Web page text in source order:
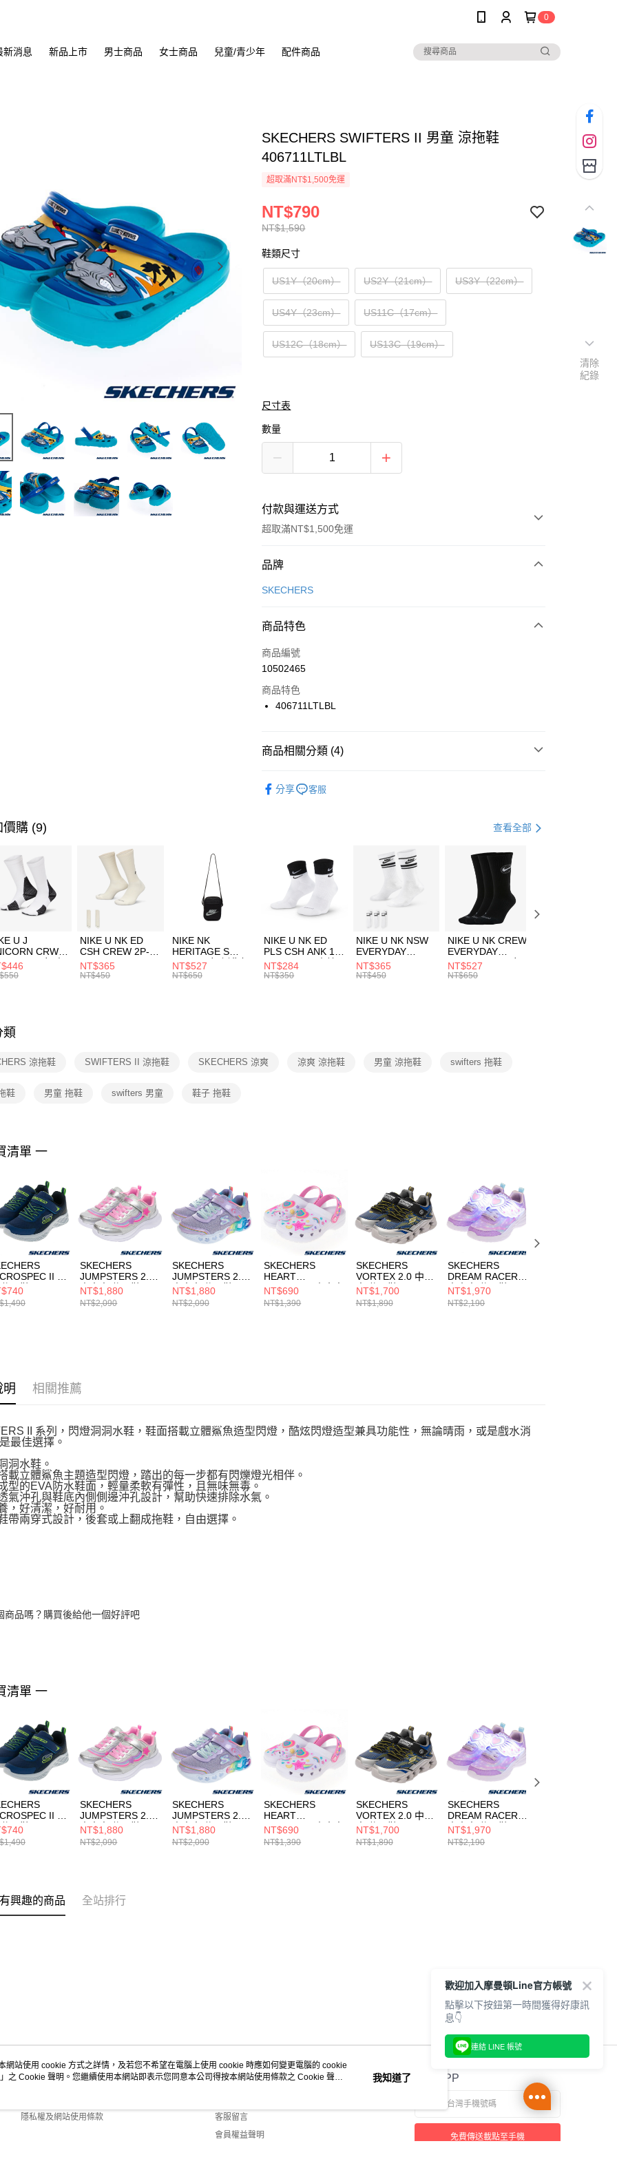
0
新消息 新品上市 男士商品 女士商品 兒童/青少年 配件商品
SKECHERS SWIFTERS II 男童 涼拖鞋
406711LTLBL
超取滿NT$1,500免運
NT$1,590
NT$790
鞋類尺寸
US1Y（20cm） US2Y（21cm） US3Y（22cm）
US4Y（23cm） US11C（17cm）
US12C（18cm） US13C（19cm）
尺寸表
數量
付款與運送方式
超取滿NT$1,500免運
付款方式
信用卡一次付款
合作金庫商業銀行
華南商業銀行
上海商業儲蓄銀行
國泰世華商業銀行
聯邦商業銀行
台新國際商業銀行
LINE Pay
Apple Pay
【關於「AFTEE先享後付」】
３．安心：先確認商品／服務後，再付款。
【「AFTEE先享後付」結帳流程】
１．於結帳方式選擇「AFTEE先享後付」後，將跳轉至「AFTEE先享後
付」結帳頁面，進行簡訊認證並確認金額後，即可完成結帳。
２．訂單成立數日內，您將收到繳費通知簡訊。
３．收到繳費通知簡訊後14天內，點擊此簡訊中的連結，可透過四大超商
／ATM／網路銀行／等多元方式進行付款，方視為交易完成。
※ 請注意：結帳手續完成當下不需立刻繳費，但若您需要取消訂單，請聯
絡購買商品的店家。未經商家同意取消之訂單仍視為有效，需透過AFTEE
先享後付繳納相關費用。
１．透過由恩沛科技股份有限公司提供之「AFTEE先享後付」服務完成之
交易，需依本服務之必要範圍內提供個人資料，並將交易相關給付款項請
５．嚴禁一人註冊多個帳號或使用他人資訊註冊。若發現惡意使用之情
形，恩沛科技股份有限公司將有權停止該用戶之使用額度並採取法律行
動。
每筆NT$100，滿NT$1,500(含以上)免運費
每筆NT$100，滿NT$1,500(含以上)免運費
付款後門市自取
每筆NT$100，滿NT$1,500(含以上)免運費
品牌
SKECHERS
商品特色
商品編號
10502465
商品特色
406711LTLBL
商品相關分類 (4)
分享 客服
價購 (9) 查看全部
U J
CRW
-160 男女 中
FZ3393100
NIKE U NK ED
CSH CREW 2P-
144 EMBRDY 男
女 短統襪
NT$365
NT$450
NIKE NK
HERITAGE S
SMIT 男女 側背包
BA5871010
NT$527
NT$650
NIKE U NK ED
PLS CSH ANK 1P
144 DBL 男 中統
襪 DH4058104
NT$284
NT$350
NIKE U NK NSW
EVERYDAY
ESSENTIAL CR
男女 短統襪
NT$365
NT$450
NIKE U NK CREW
EVERYDAY
BBALL 3PR 男女
長統襪
NT$527
NT$650
類
涼拖鞋 SWIFTERS II 涼拖鞋 SKECHERS 涼爽 涼爽 涼拖鞋 男童 涼拖鞋 swifters 拖鞋
鞋 男童 拖鞋 swifters 男童 鞋子 拖鞋
清單 一
II 男
閒鞋
SKECHERS
JUMPSTERS 2.0
中大童 休閒鞋
303724LSMLT
NT$1,880
NT$2,090
SKECHERS
JUMPSTERS 2.0
中大童 休閒鞋
303724LLVMT
NT$1,880
NT$2,090
SKECHERS
HEART
CHARMER 中大童
拖鞋
308406LWMLT
NT$690
NT$1,390
SKECHERS
VORTEX 2.0 中大
童 休閒鞋
400605LSLBK
NT$1,700
NT$1,890
SKECHERS
DREAM RACER
中大童 休閒鞋
303067LLAV
NT$1,970
NT$2,190
明 相關推薦
II 系列，閃燈洞洞水鞋，鞋面搭載立體鯊魚造型閃燈，酷炫閃燈造型兼具功能性，無論晴雨，或是戲水消
最佳選擇。
洞水鞋。
載立體鯊魚主題造型閃燈，踏出的每一步都有閃爍燈光相伴。
型的EVA防水鞋面，輕量柔軟有彈性，且無味無毒。
氣沖孔與鞋底內側側邊沖孔設計，幫助快速排除水氣。
，好清潔，好耐用。
帶兩穿式設計，後套或上翻成拖鞋，自由選擇。
商品嗎？購買後給他一個好評吧
清單 一
II 男
閒鞋
SKECHERS
JUMPSTERS 2.0
中大童 休閒鞋
303724LSMLT
NT$1,880
NT$2,090
SKECHERS
JUMPSTERS 2.0
中大童 休閒鞋
303724LLVMT
NT$1,880
NT$2,090
SKECHERS
HEART
CHARMER 中大童
拖鞋
308406LWMLT
NT$690
NT$1,390
SKECHERS
VORTEX 2.0 中大
童 休閒鞋
400605LSLBK
NT$1,700
NT$1,890
SKECHERS
DREAM RACER
中大童 休閒鞋
303067LLAV
NT$1,970
NT$2,190
興趣的商品 全站排行
關於我們
隱私權及網站使用條款
客服資訊
客服留言
會員權益聲明
官方APP
免費傳送載點至手機
清除
紀錄
網站使用 cookie 方式之詳情，及若您不希望在電腦上使用 cookie 時應如何變更電腦的 cookie
」之 Cookie 聲明。您繼續使用本網站即表示您同意本公司得按本網站使用條款之 Cookie 聲明
我知道了
歡迎加入摩曼頓Line官方帳號
點擊以下按鈕第一時間獲得好康訊
息👇
連結 LINE 帳號